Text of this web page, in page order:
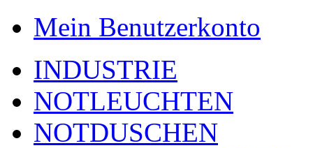
Mein Benutzerkonto
INDUSTRIE
NOTLEUCHTEN
NOTDUSCHEN